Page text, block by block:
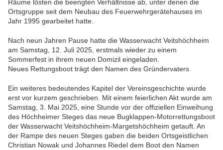
Räume lösten die beengten Verhältnisse ab, unter denen die
Ortsgruppe seit dem Neubau des Feuerwehrgerätehauses im
Jahr 1995 gearbeitet hatte.
Nach neun Jahren Pause hatte die Wasserwacht Veitshöchheim
am Samstag, 12. Juli 2025, erstmals wieder zu einem
Sommerfest in ihrem neuen Domizil eingeladen.
Neues Rettungsboot trägt den Namen des Gründervaters
Ein weiteres bedeutendes Kapitel der Vereinsgeschichte wurde
erst vor kurzem geschrieben. Mit einem feierlichen Akt wurde am
Samstag, 3. Mai 2025, eine Stunde vor der offiziellen Einweihung
des Höchheimer Steges das neue Bugklappen-Motorrettungsboot
der Wasserwacht Veitshöchheim-Margetshöchheim getauft. An
der Rampe des neuen Steges gaben die beiden Ortsgeistlichen
Christian Nowak und Johannes Riedel dem Boot den Namen